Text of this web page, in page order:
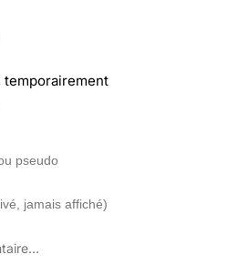
temporairement